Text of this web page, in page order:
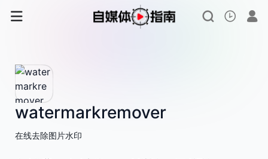
watermarkremover
在线去除图片水印